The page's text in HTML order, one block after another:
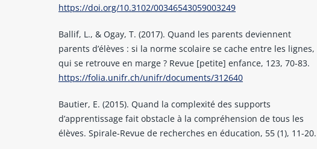
https://doi.org/10.3102/00346543059003249
Ballif, L., & Ogay, T. (2017). Quand les parents deviennent
parents d’élèves : si la norme scolaire se cache entre les lignes,
qui se retrouve en marge ? Revue [petite] enfance, 123, 70-83.
https://folia.unifr.ch/unifr/documents/312640
Bautier, E. (2015). Quand la complexité des supports
d’apprentissage fait obstacle à la compréhension de tous les
élèves. Spirale-Revue de recherches en éducation, 55 (1), 11-20.